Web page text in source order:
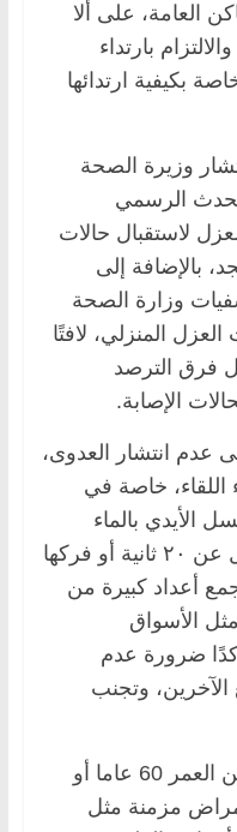
العامة، على ألا
عن 1 متر، والالتزام بارتداء
بكيفية ارتدائها
وزيرة الصحة
الرسمي
لاستقبال حالات
بالإضافة إلى
وزارة الصحة
المنزلي، لافتًا
فرق الترصد
الإصابة.
عدم انتشار العدوى،
اللقاء، خاصة في
الأيدي بالماء
والصابون باستمرار لمدة لا تقل عن ٢٠ ثانية أو فركها
أعداد كبيرة من
الأسواق
ضرورة عدم
وتجنب
وحث مجاهد الأفراد البالغين من العمر 60 عاما أو
مزمنة مثل